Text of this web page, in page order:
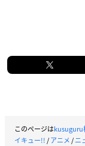
このページはkusuguru
イキュー!!/アニメ/ニ